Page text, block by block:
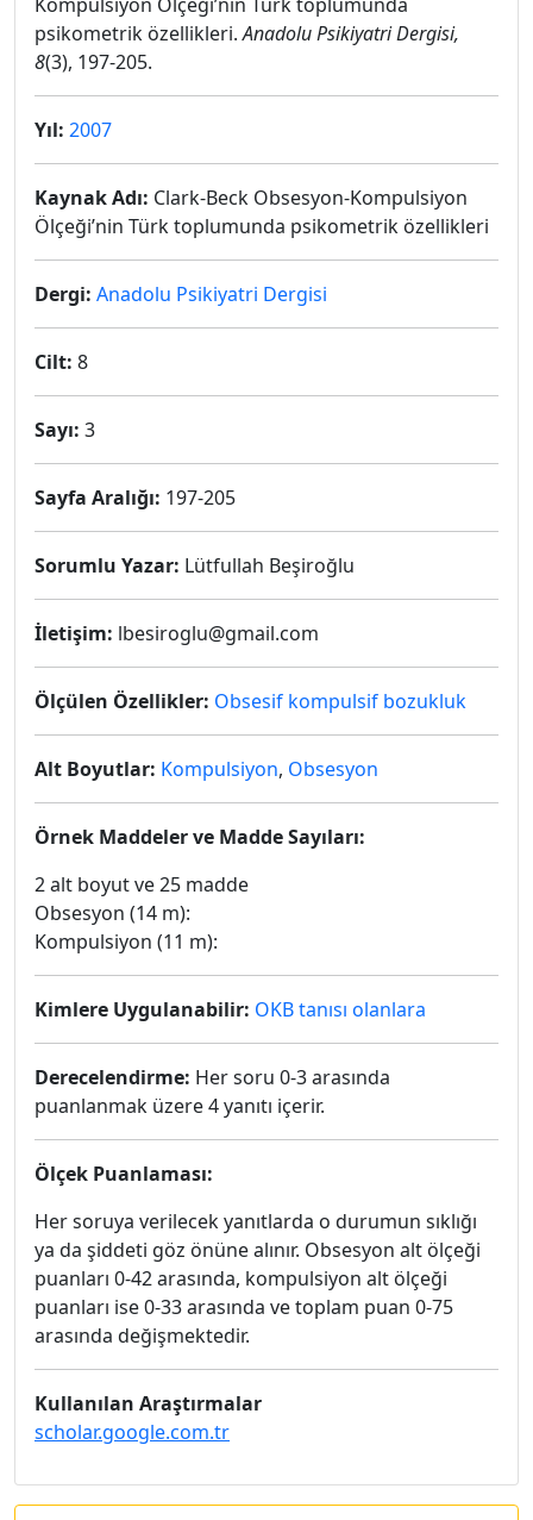
psikometrik özellikleri.Anadolu Psikiyatri Dergisi,
8(3), 197-205.
Yıl: 2007
Kaynak Adı: Clark-Beck Obsesyon-Kompulsiyon
Ölçeği’nin Türk toplumunda psikometrik özellikleri
Dergi: Anadolu Psikiyatri Dergisi
Cilt: 8
Sayı: 3
Sayfa Aralığı: 197-205
Sorumlu Yazar: Lütfullah Beşiroğlu
İletişim: lbesiroglu@gmail.com
Ölçülen Özellikler: Obsesif kompulsif bozukluk
Alt Boyutlar: Kompulsiyon, Obsesyon
Örnek Maddeler ve Madde Sayıları:
2 alt boyut ve 25 madde
Obsesyon (14 m):
Kompulsiyon (11 m):
Kimlere Uygulanabilir: OKB tanısı olanlara
Derecelendirme: Her soru 0-3 arasında
puanlanmak üzere 4 yanıtı içerir.
Ölçek Puanlaması:
Her soruya verilecek yanıtlarda o durumun sıklığı
ya da şiddeti göz önüne alınır. Obsesyon alt ölçeği
puanları 0-42 arasında, kompulsiyon alt ölçeği
puanları ise 0-33 arasında ve toplam puan 0-75
arasında değişmektedir.
Kullanılan Araştırmalar
scholar.google.com.tr